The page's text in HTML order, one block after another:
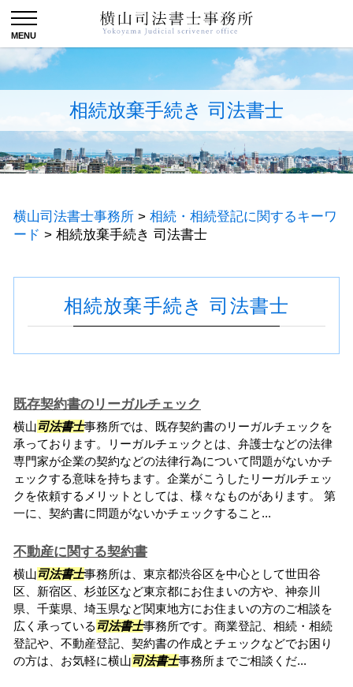
相続放棄手続き 司法書士
横山司法書士事務所 > 相続・相続登記に関するキーワ
ード > 相続放棄手続き 司法書士
相続放棄手続き 司法書士
既存契約書のリーガルチェック
横山司法書士事務所では、既存契約書のリーガルチェックを
承っております。リーガルチェックとは、弁護士などの法律
専門家が企業の契約などの法律行為について問題がないかチ
ェックする意味を持ちます。企業がこうしたリーガルチェッ
クを依頼するメリットとしては、様々なものがあります。 第
一に、契約書に問題がないかチェックすること...
不動産に関する契約書
横山司法書士事務所は、東京都渋谷区を中心として世田谷
区、新宿区、杉並区など東京都にお住まいの方や、神奈川
県、千葉県、埼玉県など関東地方にお住まいの方のご相談を
広く承っている 司法書士事務所です。商業登記、相続・相続
登記や、不動産登記、契約書の作成とチェックなどでお困り
の方は、お気軽に横山司法書士事務所までご相談くだ...